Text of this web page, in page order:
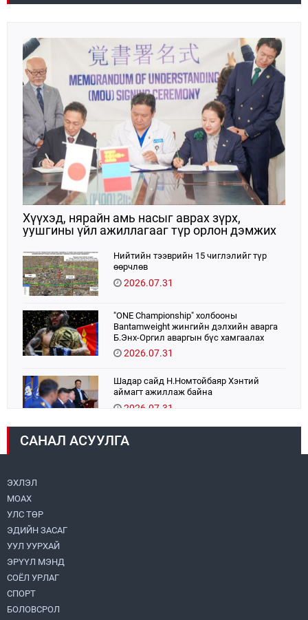
Хүүхэд, нярайн амь насыг аврах зүрх,
уушгины үйл ажиллагааг түр орлон дэмжих
Нийтийн тээврийн 15 чиглэлийг түр
өөрчлөв
2026.07.31
"ONE Championship" холбооны
Bantamweight жингийн дэлхийн аварга
Б.Энх-Оргил аваргын бүс хамгаалах
тулаанаа өнөөдөр хийнэ.
2026.07.31
Шадар сайд Н.Номтойбаяр Хэнтий
аймагт ажиллаж байна
2026.07.31
Авто зам шинээр барина
САНАЛ АСУУЛГА
ЭХЛЭЛ
МОАХ
УЛС ТӨР
ЭДИЙН ЗАСАГ
УУЛ УУРХАЙ
ЭРҮҮЛ МЭНД
СОЁЛ УРЛАГ
СПОРТ
БОЛОВСРОЛ